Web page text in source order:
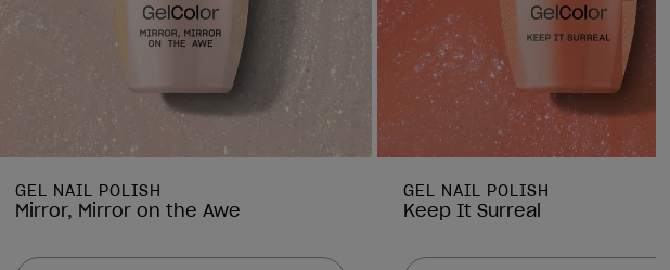
GEL NAIL POLISH
Mirror, Mirror on the Awe
GEL NAIL POLISH
Keep It Surreal